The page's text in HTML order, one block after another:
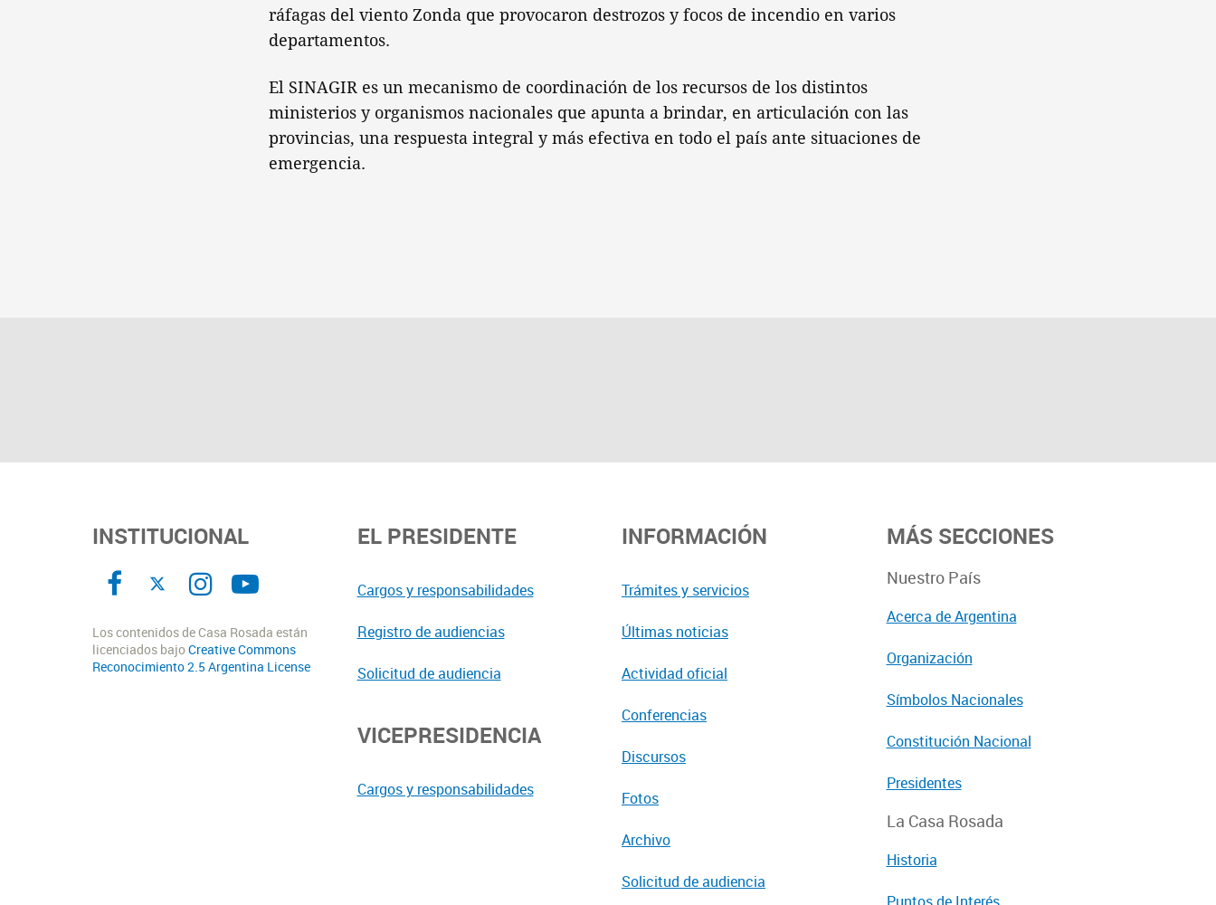
ráfagas del viento Zonda que provocaron destrozos y focos de incendio en varios
departamentos.
El SINAGIR es un mecanismo de coordinación de los recursos de los distintos
ministerios y organismos nacionales que apunta a brindar, en articulación con las
provincias, una respuesta integral y más efectiva en todo el país ante situaciones de
emergencia.
INSTITUCIONAL
Los contenidos de Casa Rosada están
licenciados bajoCreative Commons
Reconocimiento 2.5 Argentina License
EL PRESIDENTE
Cargos y responsabilidades
Registro de audiencias
Solicitud de audiencia
VICEPRESIDENCIA
Cargos y responsabilidades
INFORMACIÓN
Trámites y servicios
Últimas noticias
Actividad oficial
Conferencias
Discursos
Fotos
Archivo
Solicitud de audiencia
MÁS SECCIONES
Nuestro País
Acerca de Argentina
Organización
Símbolos Nacionales
Constitución Nacional
Presidentes
La Casa Rosada
Historia